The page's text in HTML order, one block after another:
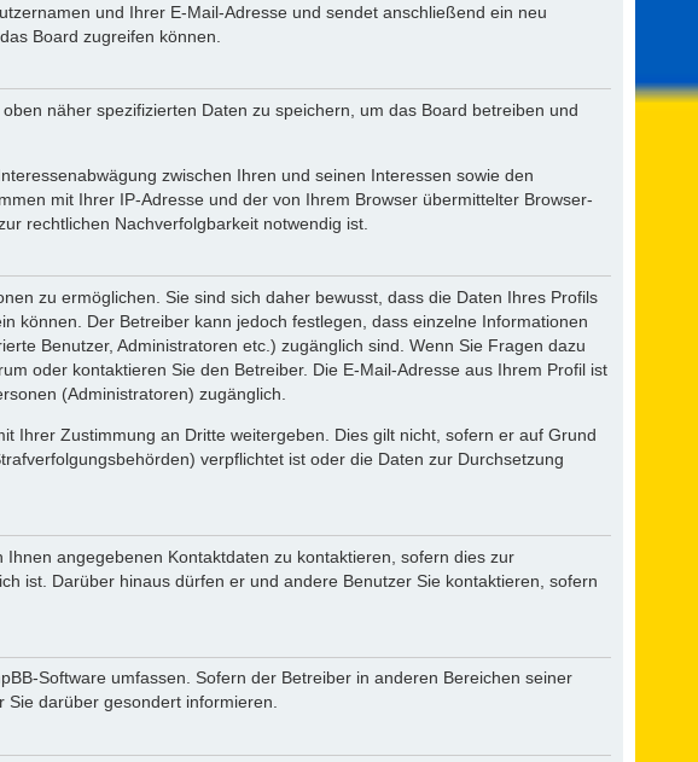
und Ihrer E-Mail-Adresse und sendet anschließend ein neu
Board zugreifen können.
näher spezifizierten Daten zu speichern, um das Board betreiben und
zwischen Ihren und seinen Interessen sowie den
mit Ihrer IP-Adresse und der von Ihrem Browser übermittelter Browser-
rechtlichen Nachverfolgbarkeit notwendig ist.
zu ermöglichen. Sie sind sich daher bewusst, dass die Daten Ihres Profils
können. Der Betreiber kann jedoch festlegen, dass einzelne Informationen
Benutzer, Administratoren etc.) zugänglich sind. Wenn Sie Fragen dazu
oder kontaktieren Sie den Betreiber. Die E-Mail-Adresse aus Ihrem Profil ist
(Administratoren) zugänglich.
Ihrer Zustimmung an Dritte weitergeben. Dies gilt nicht, sofern er auf Grund
verpflichtet ist oder die Daten zur Durchsetzung
angegebenen Kontaktdaten zu kontaktieren, sofern dies zur
ist. Darüber hinaus dürfen er und andere Benutzer Sie kontaktieren, sofern
Software umfassen. Sofern der Betreiber in anderen Bereichen seiner
Sie darüber gesondert informieren.